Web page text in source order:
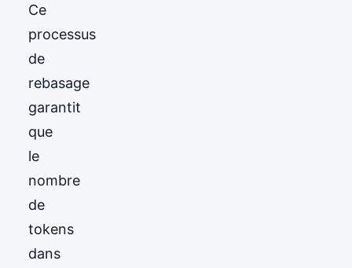
Ce
processus
de
rebasage
garantit
que
le
nombre
de
tokens
dans